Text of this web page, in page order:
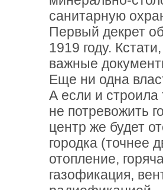
санитарную
Первый декрет
1919 году.
важные
Еще ни одна
А если и строила
не потревожить
центр же будет
городка (точнее
отопление,
газофикация,